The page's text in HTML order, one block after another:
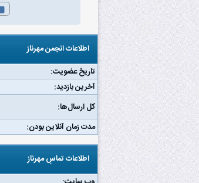
اطلاعات انجمن مهرناز
تاریخ عضویت:
آخرین بازدید:
کل ارسال‌ها:
مدت زمان آنلاین بودن:
اطلاعات تماسِ مهرناز